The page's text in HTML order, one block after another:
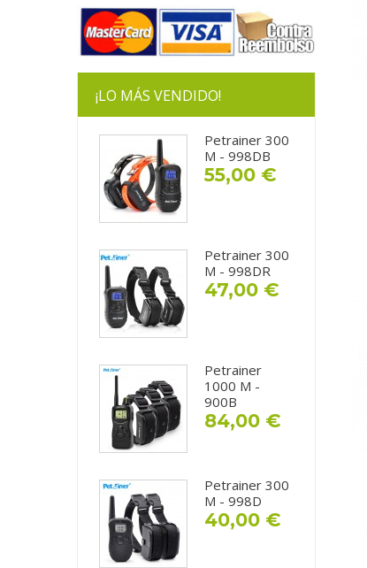
¡LO MÁS VENDIDO!
Petrainer 300
M - 998DB
55,00 €
Petrainer 300
M - 998DR
47,00 €
Petrainer
1000 M -
900B
84,00 €
Petrainer 300
M - 998D
40,00 €